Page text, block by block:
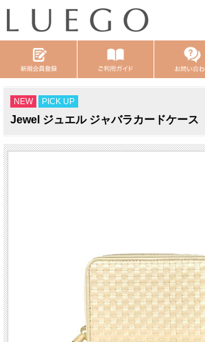
NEW PICK UP
Jewel ジュエル ジャバラカードケース